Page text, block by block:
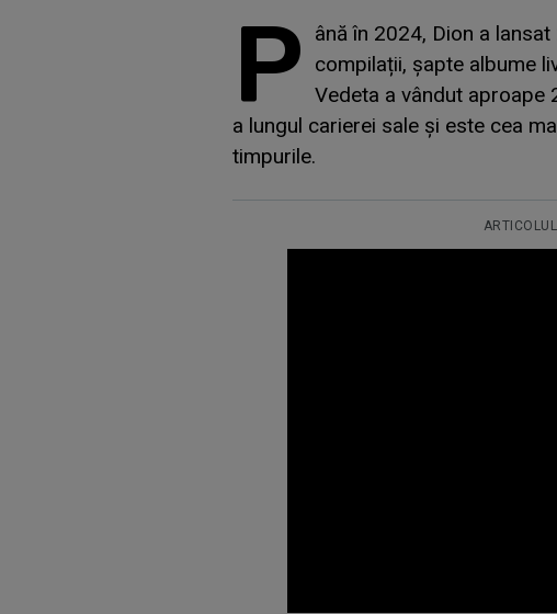
P
ână în 2024, Dion a
compilații, șapte albume
Vedeta a vândut aproape
a lungul carierei sale și este cea
timpurile.